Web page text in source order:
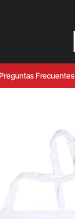
Preguntas Frecuentes